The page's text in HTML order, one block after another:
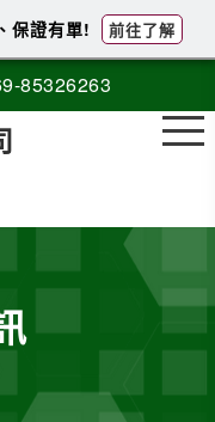
85326263
保證有單! 前往了解